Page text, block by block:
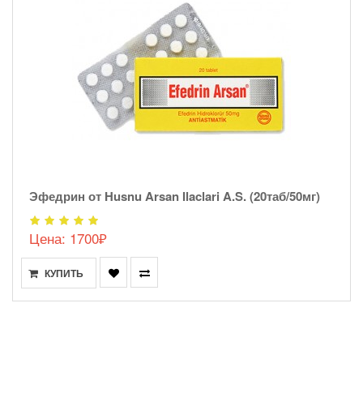
Эфедрин от Husnu Arsan Ilaclari A.S. (20таб/50мг)
Цена: 1700₽
КУПИТЬ